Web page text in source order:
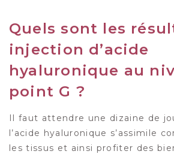
Quels sont les
injection d’acide
hyaluronique au
point G ?
Il faut attendre une dizaine de
l’acide hyaluronique s’assimile
les tissus et ainsi profiter des